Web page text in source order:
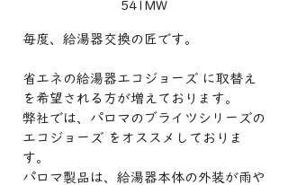
541MW
毎度、給湯器交換の匠です。
省エネの給湯器エコジョーズ に取替え
を希望される方が増えております。
弊社では、パロマのブライツシリーズの
エコジョーズ をオススメしておりま
す。
パロマ製品は、給湯器本体の外装が雨や